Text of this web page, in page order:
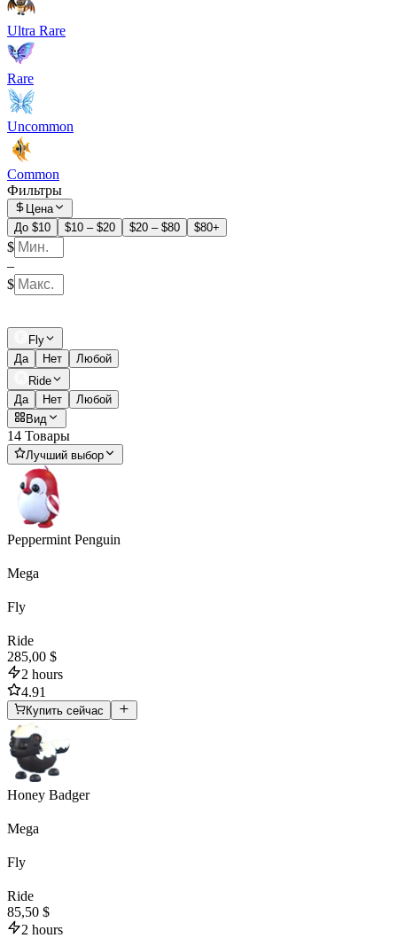
Ultra Rare
Rare
Uncommon
Common
Фильтры
Цена
До $10
$10 – $20 $20 – $80 $80+
$
–
$
Fly
Да
Нет
Любой
Ride
Да
Нет
Любой
Вид
14 Товары
Лучший выбор
Peppermint Penguin
Mega
Fly
Ride
285,00 $
2 hours
4.91
Купить сейчас
Honey Badger
Mega
Fly
Ride
85,50 $
2 hours